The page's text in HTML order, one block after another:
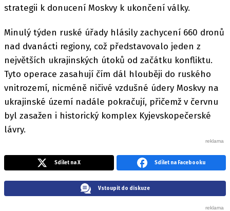
strategii k donucení Moskvy k ukončení války.
Minulý týden ruské úřady hlásily zachycení 660 dronů
nad dvanácti regiony, což představovalo jeden z
největších ukrajinských útoků od začátku konfliktu.
Tyto operace zasahují čím dál hlouběji do ruského
vnitrozemí, nicméně ničivé vzdušné údery Moskvy na
ukrajinské území nadále pokračují, přičemž v červnu
byl zasažen i historický komplex Kyjevskopečerské
lávry.
Sdílet na X Sdílet na Facebooku
Vstoupit do diskuze